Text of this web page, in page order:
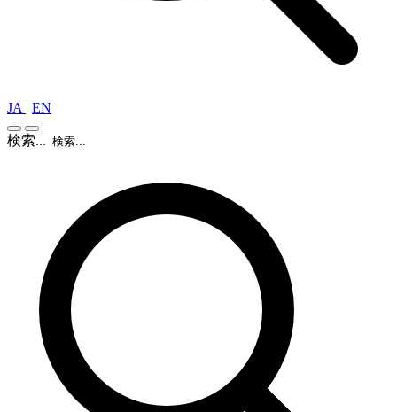
JA | EN
検索...